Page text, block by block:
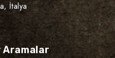
İtalya
Aramalar